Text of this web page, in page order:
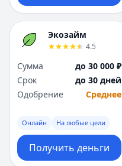
Экозайм
4.5
Сумма
до 30 000 ₽
Срок
до 30 дней
Одобрение
Среднее
Онлайн На любые цели
Получить деньги